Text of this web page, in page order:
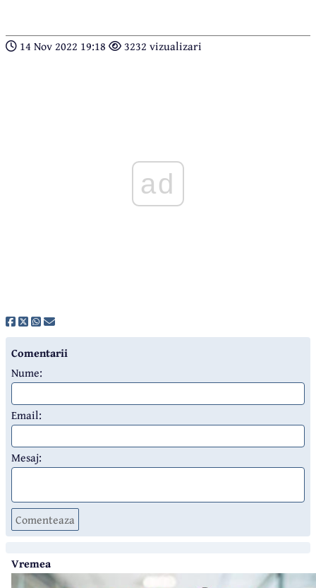
14 Nov 2022 19:18 3232 vizualizari
ad
Comentarii
Nume:
Email:
Mesaj:
Comenteaza
Vremea